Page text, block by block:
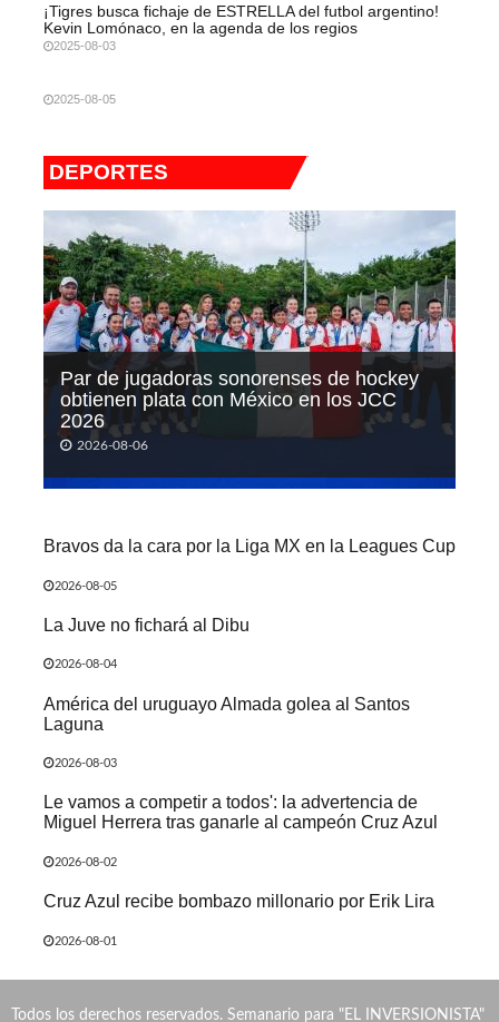
¡Tigres busca fichaje de ESTRELLA del futbol argentino!
Kevin Lomónaco, en la agenda de los regios
2025-08-03
2025-08-05
DEPORTES
Par de jugadoras sonorenses de hockey
obtienen plata con México en los JCC
2026
2026-08-06
Bravos da la cara por la Liga MX en la Leagues Cup
2026-08-05
La Juve no fichará al Dibu
2026-08-04
América del uruguayo Almada golea al Santos
Laguna
2026-08-03
Le vamos a competir a todos': la advertencia de
Miguel Herrera tras ganarle al campeón Cruz Azul
2026-08-02
Cruz Azul recibe bombazo millonario por Erik Lira
2026-08-01
Todos los derechos reservados. Semanario para "EL INVERSIONISTA"